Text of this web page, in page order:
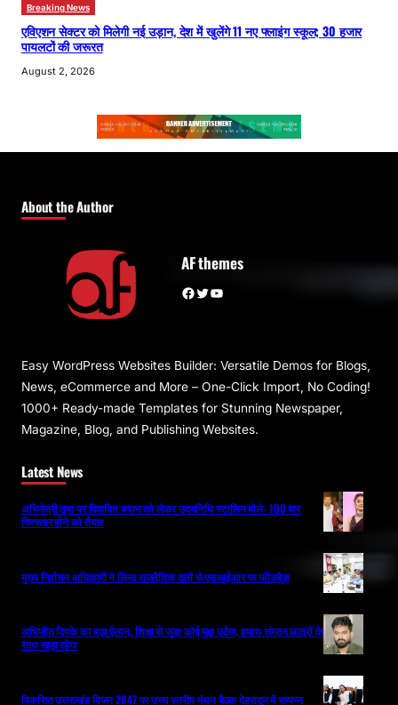
Breaking News
एविएशन सेक्टर को मिलेगी नई उड़ान, देश में खुलेंगे 11 नए फ्लाइंग स्कूल; 30 हजार
पायलटों की जरूरत
August 2, 2026
About the Author
AF themes
Facebook Twitter YouTube
Easy WordPress Websites Builder: Versatile Demos for Blogs,
News, eCommerce and More – One-Click Import, No Coding!
1000+ Ready-made Templates for Stunning Newspaper,
Magazine, Blog, and Publishing Websites.
Latest News
अभिनेत्री तृषा पर विवादित बयान को लेकर उदयनिधि स्टालिन बोले- 100 बार
गिरफ्तार होने को तैयार
मुख्य निर्वाचन अधिकारी ने लिया राजनैतिक दलों से एसआईआर पर फीडबैक
अभिजीत दिपके का बड़ा ऐलान, शिक्षा से जुड़ा कोई मुद्दा उठेगा, हमारा संगठन छात्रों के
साथ खड़ा रहेगा
विकसित उत्तराखंड विजन 2047 पर उच्च स्तरीय मंथन बैठक देहरादून में सम्पन्न